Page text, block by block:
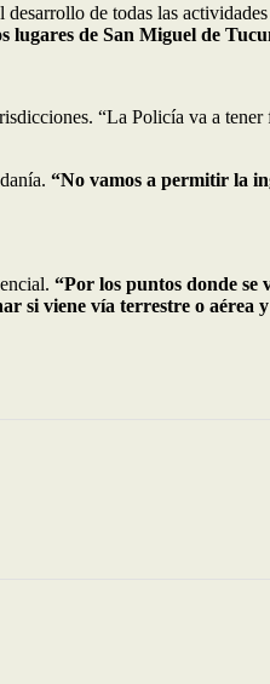
de todas las
lugares de San Miguel de
“La Policía va a
“No vamos a permitir la
“Por los puntos donde se
viene vía terrestre o aérea